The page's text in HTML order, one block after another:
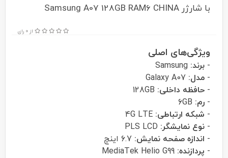
با شارژر Samsung A07 128GB RAM6 CHINA
از 0 رای
ویژگی‌های اصلی
- برند:
- مدل:
- حافظه داخلی:
- رم:
- شبکه ارتباطی:
- نوع نمایشگر:
- اندازه صفحه نمایش:
- پردازنده: